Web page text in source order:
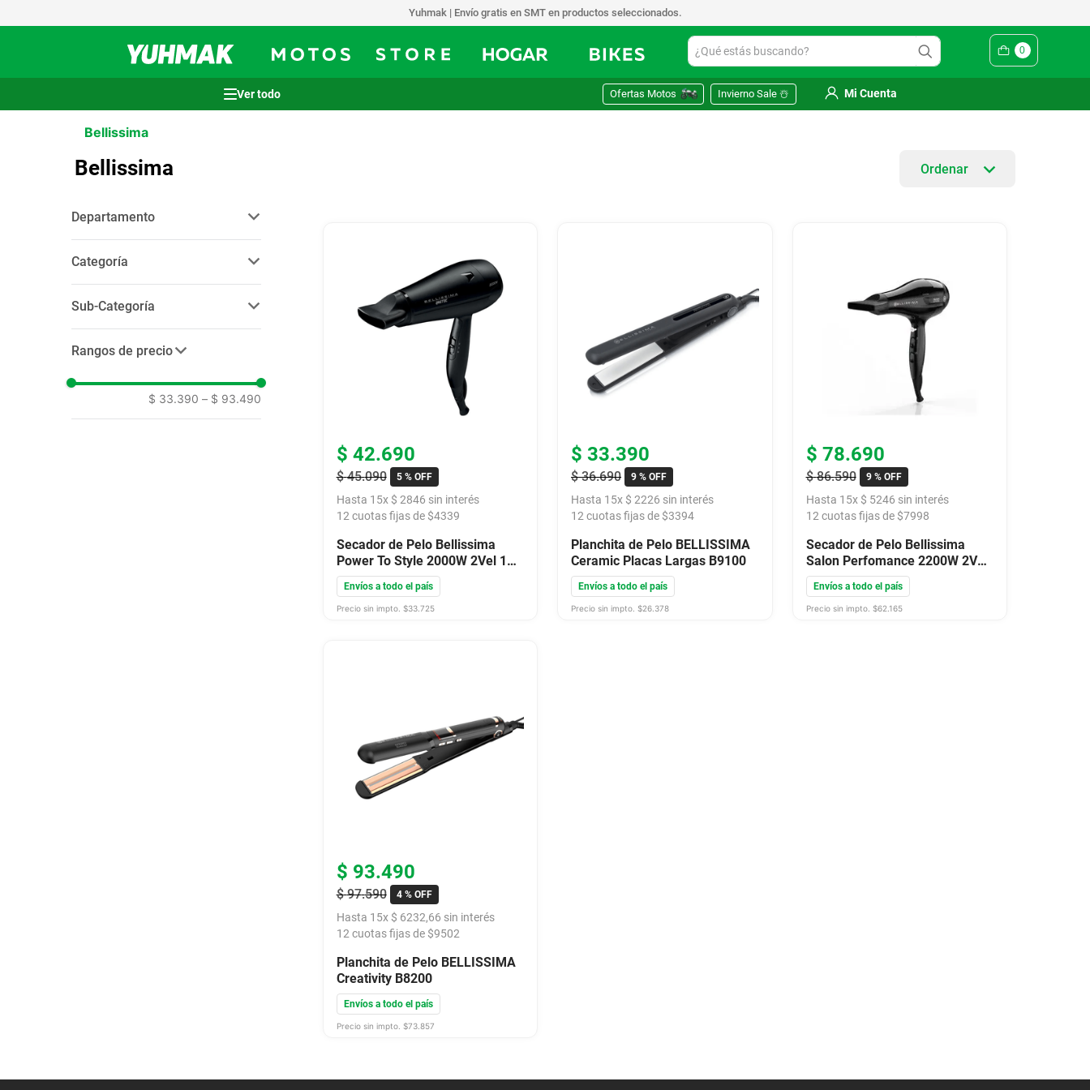
Yuhmak | Envío gratis en SMT en productos seleccionados.
¿Qué estás buscando? 0
Ofertas Motos Invierno Sale ☃️ Mi Cuenta
Bellissima
Bellissima
Departamento
Categoría
Sub-Categoría
planchitas de pelo
Rangos de precio
$ 33.390 – $ 93.490
$ 42.690
$ 45.090 5 %OFF
Hasta 15x $ 2846 sin interés
12 cuotas fijas de $4339
Secador de Pelo Bellissima
Power To Style 2000W 2Vel 1
Boquilla C19 2000
Envíos a todo el país
Precio sin impto. $33.725
$ 33.390
$ 36.690 9 % OFF
Hasta 15x $ 2226 sin interés
12 cuotas fijas de $3394
Planchita de Pelo BELLISSIMA
Ceramic Placas Largas B9100
Envíos a todo el país
Precio sin impto. $26.378
$ 78.690
$ 86.590 9 %OFF
Hasta 15x $ 5246 sin interés
12 cuotas fijas de $7998
Secador de Pelo Bellissima
Salon Perfomance 2200W 2Vel
3Temp 1Boquilla s9 2200
Envíos a todo el país
Precio sin impto. $62.165
$ 93.490
$ 97.590 4 %OFF
Hasta 15x $ 6232,66 sin interés
12 cuotas fijas de $9502
Planchita de Pelo BELLISSIMA
Creativity B8200
Envíos a todo el país
Precio sin impto. $73.857
lavarropas
colchon